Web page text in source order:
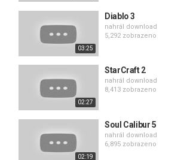
03:25
Diablo 3
nahrál download
5,292 zobrazeno
02:27
StarCraft 2
nahrál download
8,413 zobrazeno
02:19
Soul Calibur 5
nahrál download
6,895 zobrazeno